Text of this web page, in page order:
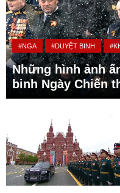
#NGA #DUYỆT BINH
Những hình ảnh
binh Ngày Chiến